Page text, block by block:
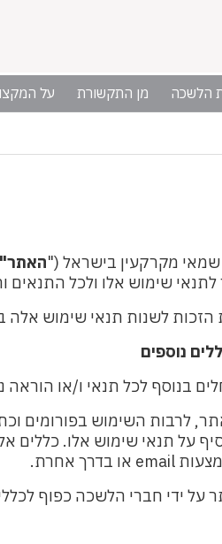
הלשכה מן התקשורת על
מקרקעין בישראל ("
שימוש אלו ולכל התנאים
לשנות תנאי שימוש אלה
בנוסף לכל תנאי ו/או
לרבות השימוש בפורומים
על תנאי שימוש אלו. כללים
email או בדרך אחרת.
על ידי חברי הלשכה כפוף